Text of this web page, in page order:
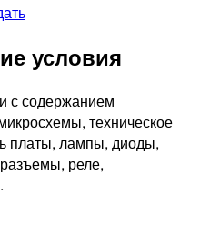
условия
с содержанием
техническое
платы, лампы, диоды,
реле,